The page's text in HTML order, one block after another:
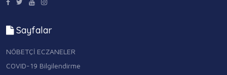
Sayfalar
NÖBETÇİ ECZANELER
COVID-19 Bilgilendirme